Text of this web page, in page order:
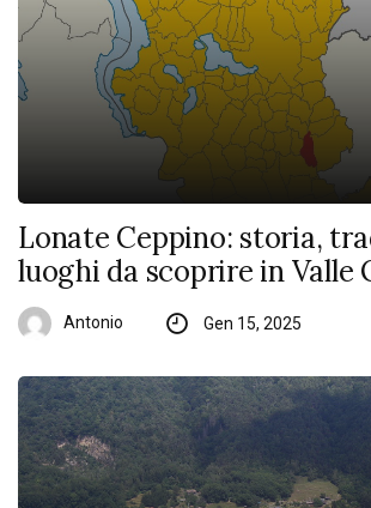
Lonate Ceppino: storia,
luoghi da scoprire in Valle
Antonio Gen 15, 2025